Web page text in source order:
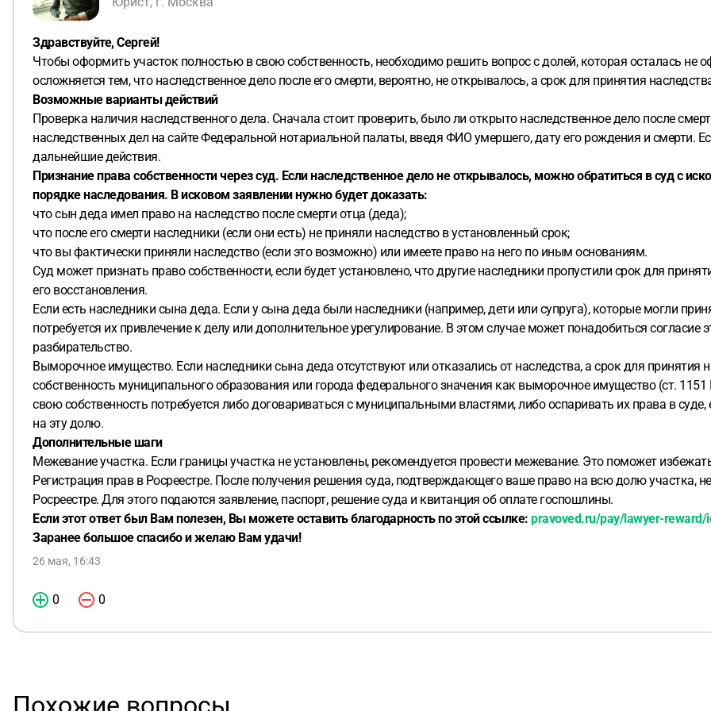
Здравствуйте, Сергей!
Чтобы оформить участок полностью в свою собственность, необходимо решить вопрос с долей, которая осталась не
осложняется тем, что наследственное дело после его смерти, вероятно, не открывалось, а срок для принятия
Возможные варианты действий
Проверка наличия наследственного дела. Сначала стоит проверить, было ли открыто наследственное дело после
наследственных дел на сайте Федеральной нотариальной палаты, введя ФИО умершего, дату его рождения и смерти.
дальнейшие действия.
Признание права собственности через суд. Если наследственное дело не открывалось, можно обратиться в суд с
порядке наследования. В исковом заявлении нужно будет доказать:
что сын деда имел право на наследство после смерти отца (деда);
что после его смерти наследники (если они есть) не приняли наследство в установленный срок;
что вы фактически приняли наследство (если это возможно) или имеете право на него по иным основаниям.
Суд может признать право собственности, если будет установлено, что другие наследники пропустили срок для
его восстановления.
Если есть наследники сына деда. Если у сына деда были наследники (например, дети или супруга), которые могли
потребуется их привлечение к делу или дополнительное урегулирование. В этом случае может понадобиться согласие
разбирательство.
Выморочное имущество. Если наследники сына деда отсутствуют или отказались от наследства, а срок для принятия
собственность муниципального образования или города федерального значения как выморочное имущество (ст.
свою собственность потребуется либо договариваться с муниципальными властями, либо оспаривать их права в
на эту долю.
Дополнительные шаги
Межевание участка. Если границы участка не установлены, рекомендуется провести межевание. Это поможет
Регистрация прав в Росреестре. После получения решения суда, подтверждающего ваше право на всю долю участка,
Росреестре. Для этого подаются заявление, паспорт, решение суда и квитанция об оплате госпошлины.
Если этот ответ был Вам полезен, Вы можете оставить благодарность по этой ссылке: pravoved.ru/pay/lawyer-reward/
Заранее большое спасибо и желаю Вам удачи!
26 мая, 16:43
0 0